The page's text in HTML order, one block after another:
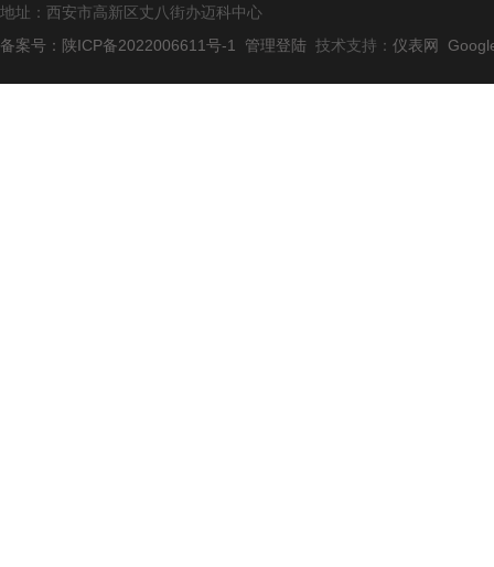
地址：西安市高新区丈八街办迈科中心
备案号：陕ICP备2022006611号-1
管理登陆 技术支持： 仪表网